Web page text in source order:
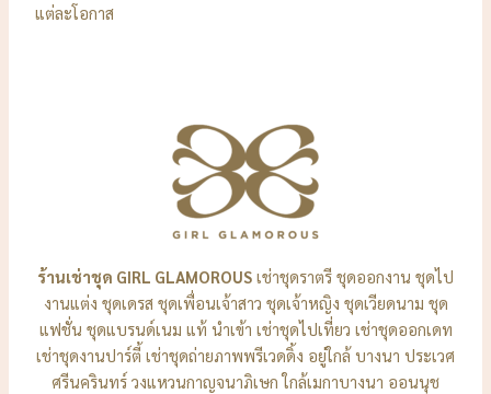
แต่ละโอกาส
ร้านเช่าชุด GIRL GLAMOROUS เช่าชุดราตรี ชุดออกงาน ชุดไป
งานแต่ง ชุดเดรส ชุดเพื่อนเจ้าสาว ชุดเจ้าหญิง ชุดเวียดนาม ชุด
แฟชั่น ชุดแบรนด์เนม แท้ นำเข้า เช่าชุดไปเที่ยว เช่าชุดออกเดท
เช่าชุดงานปาร์ตี้ เช่าชุดถ่ายภาพพรีเวดดิ้ง อยู่ใกล้ บางนา ประเวศ
ศรีนครินทร์ วงแหวนกาญจนาภิเษก ใกล้เมกาบางนา ออนนุช